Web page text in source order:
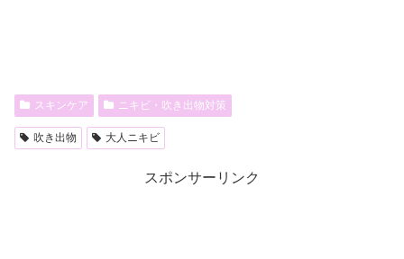
スキンケア ニキビ・吹き出物対策
吹き出物 大人ニキビ
スポンサーリンク